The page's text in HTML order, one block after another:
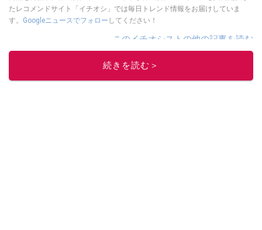
たレコメンドサイト「イチオシ」では毎日トレンド情報をお届けしていま
す。 Googleニュースでフォロー してください！
このイチオシストの他の記事を読む
続きを読む＞